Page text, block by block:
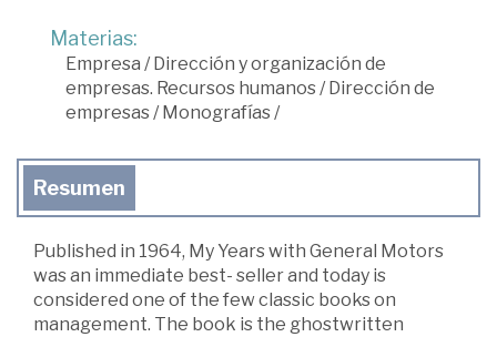
Materias:
Empresa /Dirección y organización de
empresas. Recursos humanos/Dirección de
empresas/Monografías/
Resumen
Published in 1964, My Years with General Motors
was an immediate best- seller and today is
considered one of the few classic books on
management. The book is the ghostwritten